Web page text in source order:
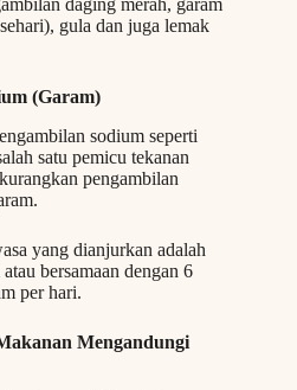
daging merah, garam
gula dan juga lemak
(Garam)
sodium seperti
satu pemicu tekanan
pengambilan
yang dianjurkan adalah
bersamaan dengan 6
per hari.
Mengandungi